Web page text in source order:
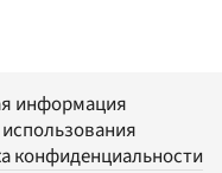
информация
конфиденциальности